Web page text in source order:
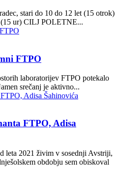
stari do 10 do 12 let (15 otrok)
ur) CILJ POLETNE...
FTPO
laboratorijev FTPO potekalo
srečanj je aktivno...
FTPO, Adisa
leta 2021 živim v sosednji Avstriji,
obdobju sem obiskoval